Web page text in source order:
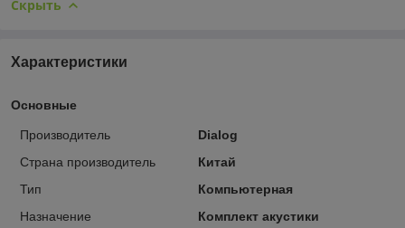
Скрыть
Характеристики
Основные
Производитель
Dialog
Страна производитель
Китай
Тип
Компьютерная
Назначение
Комплект акустики